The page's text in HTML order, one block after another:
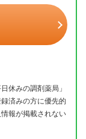
休みの調剤薬局」
済みの方に優先的
報が掲載されない